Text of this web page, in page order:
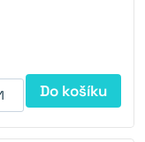
Do košíku